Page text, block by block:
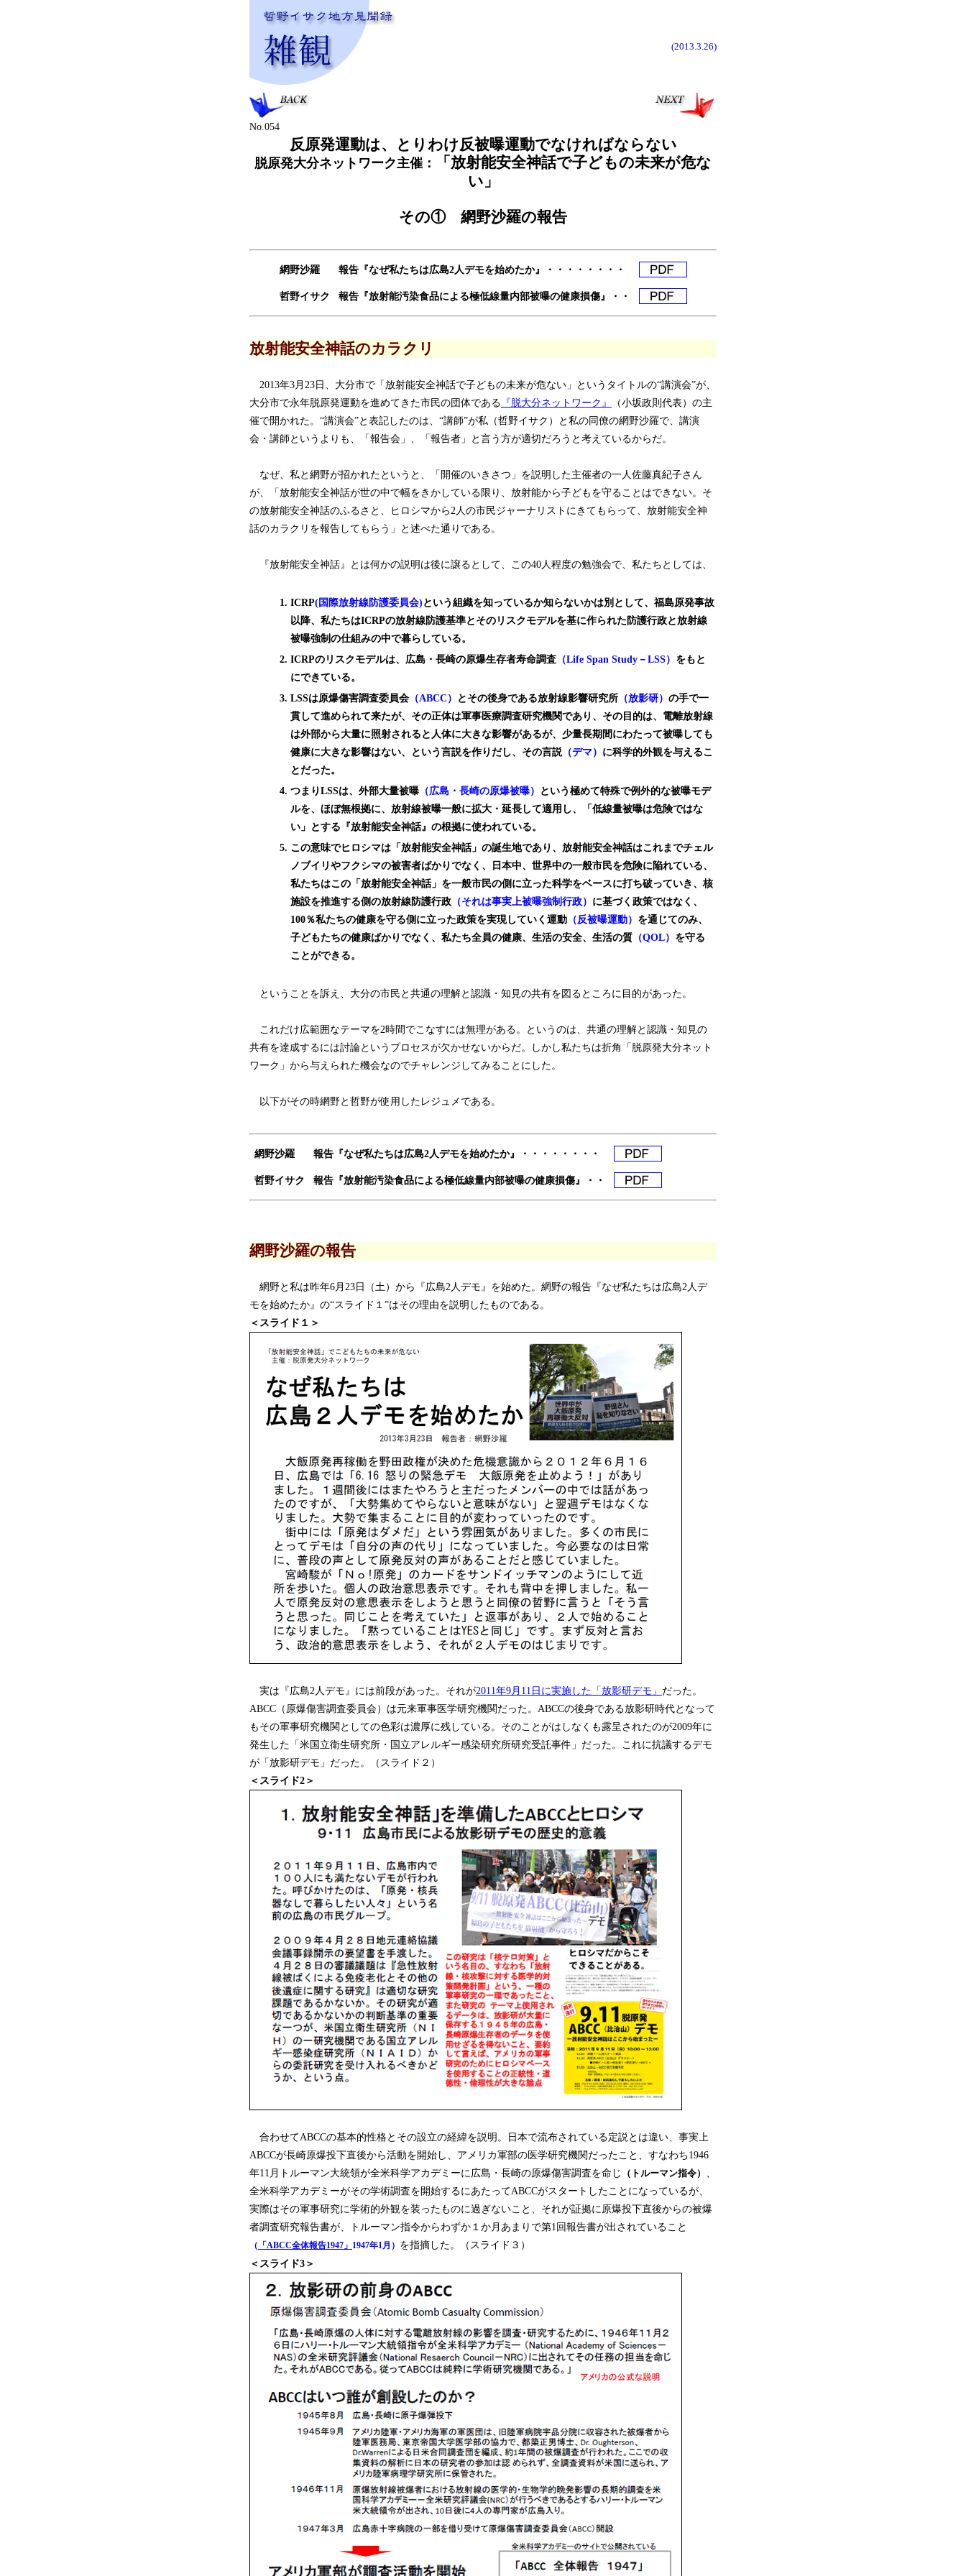
(2013.3.26)
No.054
反原発運動は、とりわけ反被曝運動でなければならない
脱原発大分ネットワーク主催：
「放射能安全神話で子どもの未来が危な
い」
その① 網野沙羅の報告
網野沙羅 報告『なぜ私たちは広島2人デモを始めたか』・・・・・・・・
哲野イサク 報告『放射能汚染食品による極低線量内部被曝の健康損傷』・・
放射能安全神話のカラクリ
2013年3月23日、大分市で「放射能安全神話で子どもの未来が危ない」というタイトルの“講演会”が、
大分市で永年脱原発運動を進めてきた市民の団体である 『脱大分ネットワーク』
（小坂政則代表）の主
催で開かれた。“講演会”と表記したのは、“講師”が私（哲野イサク）と私の同僚の網野沙羅で、講演
会・講師というよりも、「報告会」、「報告者」と言う方が適切だろうと考えているからだ。
なぜ、私と網野が招かれたというと、「開催のいきさつ」を説明した主催者の一人佐藤真紀子さん
が、「放射能安全神話が世の中で幅をきかしている限り、放射能から子どもを守ることはできない。そ
の放射能安全神話のふるさと、ヒロシマから2人の市民ジャーナリストにきてもらって、放射能安全神
話のカラクリを報告してもらう」と述べた通りである。
『放射能安全神話』とは何かの説明は後に譲るとして、この40人程度の勉強会で、私たちとしては、
1. ICRP(国際放射線防護委員会) という組織を知っているか知らないかは別として、福島原発事故
以降、私たちはICRPの放射線防護基準とそのリスクモデルを基に作られた防護行政と放射線
被曝強制の仕組みの中で暮らしている。
2. ICRPのリスクモデルは、広島・長崎の原爆生存者寿命調査 （Life Span Study－LSS） をもと
にできている。
3. LSSは原爆傷害調査委員会 （ABCC） とその後身である放射線影響研究所 （放影研） の手で一
貫して進められて来たが、その正体は軍事医療調査研究機関であり、その目的は、電離放射線
は外部から大量に照射されると人体に大きな影響があるが、少量長期間にわたって被曝しても
健康に大きな影響はない、という言説を作りだし、その言説（デマ） に科学的外観を与えるこ
とだった。
4. つまりLSSは、外部大量被曝 （広島・長崎の原爆被曝）
という極めて特殊で例外的な被曝モデ
ルを、ほぼ無根拠に、放射線被曝一般に拡大・延長して適用し、「低線量被曝は危険ではな
い」とする『放射能安全神話』の根拠に使われている。
5. この意味でヒロシマは「放射能安全神話」の誕生地であり、放射能安全神話はこれまでチェル
ノブイリやフクシマの被害者ばかりでなく、日本中、世界中の一般市民を危険に陥れている、
私たちはこの「放射能安全神話」を一般市民の側に立った科学をベースに打ち破っていき、核
施設を推進する側の放射線防護行政 （それは事実上被曝強制行政） に基づく政策ではなく、
100％私たちの健康を守る側に立った政策を実現していく運動 （反被曝運動） を通じてのみ、
子どもたちの健康ばかりでなく、私たち全員の健康、生活の安全、生活の質 （QOL） を守る
ことができる。
ということを訴え、大分の市民と共通の理解と認識・知見の共有を図るところに目的があった。
これだけ広範囲なテーマを2時間でこなすには無理がある。というのは、共通の理解と認識・知見の
共有を達成するには討論というプロセスが欠かせないからだ。しかし私たちは折角「脱原発大分ネット
ワーク」から与えられた機会なのでチャレンジしてみることにした。
以下がその時網野と哲野が使用したレジュメである。
網野沙羅 報告『なぜ私たちは広島2人デモを始めたか』・・・・・・・・
哲野イサク 報告『放射能汚染食品による極低線量内部被曝の健康損傷』・・
網野沙羅の報告
網野と私は昨年6月23日（土）から『広島2人デモ』を始めた。網野の報告『なぜ私たちは広島2人デ
モを始めたか』の“スライド１”はその理由を説明したものである。
＜スライド１＞
実は『広島2人デモ』には前段があった。それが2011年9月11日に実施した「放影研デモ」 だった。
ABCC（原爆傷害調査委員会）は元来軍事医学研究機関だった。ABCCの後身である放影研時代となって
もその軍事研究機関としての色彩は濃厚に残している。そのことがはしなくも露呈されたのが2009年に
発生した「米国立衛生研究所・国立アレルギー感染研究所研究受託事件」だった。これに抗議するデモ
が「放影研デモ」だった。（スライド２）
＜スライド2＞
合わせてABCCの基本的性格とその設立の経緯を説明。日本で流布されている定説とは違い、事実上
ABCCが長崎原爆投下直後から活動を開始し、アメリカ軍部の医学研究機関だったこと、すなわち1946
年11月トルーマン大統領が全米科学アカデミーに広島・長崎の原爆傷害調査を命じ
（トルーマン指令） 、
全米科学アカデミーがその学術調査を開始するにあたってABCCがスタートしたことになっているが、
実際はその軍事研究に学術的外観を装ったものに過ぎないこと、それが証拠に原爆投下直後からの被爆
者調査研究報告書が、トルーマン指令からわずか１か月あまりで第1回報告書が出されていること
（ 「ABCC全体報告1947」 1947年1月） を指摘した。（スライド３）
＜スライド3＞